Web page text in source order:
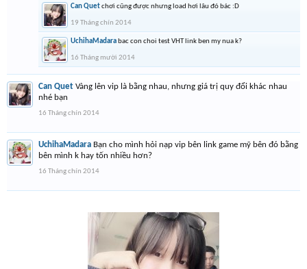
Can Quetchơi cũng được nhưng load hơi lâu đó bác :D
19 Tháng chín 2014
UchihaMadara bac con choi test VHT link ben my nua k?
16 Tháng mười 2014
Can Quet Vàng lên vip là bằng nhau, nhưng giá trị quy đổi khác nhau
nhé bạn
16 Tháng chín 2014
UchihaMadara Bạn cho mình hỏi nạp vip bên link game mỹ bên đó bằng
bên mình k hay tốn nhiều hơn?
16 Tháng chín 2014